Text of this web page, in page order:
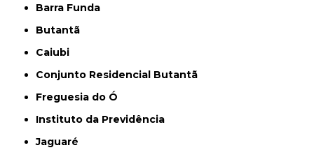
Barra Funda
Butantã
Caiubi
Conjunto Residencial Butantã
Freguesia do Ó
Instituto da Previdência
Jaguaré